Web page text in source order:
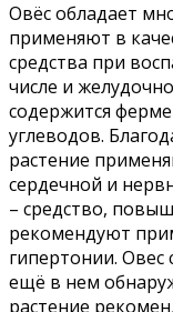
Овёс обладает
применяют в
средства при
числе и
содержится
углеводов.
растение
сердечной и
– средство,
рекомендуют
гипертонии.
ещё в нем
растение